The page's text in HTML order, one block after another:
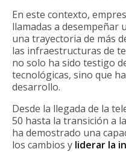
En este contexto,
llamadas a desempeñar
una trayectoria de más
las infraestructuras de
no solo ha sido testigo
tecnológicas, sino que
desarrollo.
Desde la llegada de la
50 hasta la transición a
ha demostrado una
los cambios y liderar la